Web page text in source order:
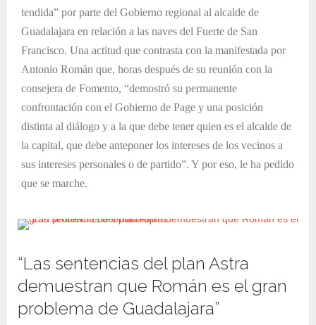
tendida” por parte del Gobierno regional al alcalde de
Guadalajara en relación a las naves del Fuerte de San
Francisco. Una actitud que contrasta con la manifestada por
Antonio Román que, horas después de su reunión con la
consejera de Fomento, “demostró su permanente
confrontación con el Gobierno de Page y una posición
distinta al diálogo y a la que debe tener quien es el alcalde de
la capital, que debe anteponer los intereses de los vecinos a
sus intereses personales o de partido”. Y por eso, le ha pedido
que se marche.
“Las sentencias del plan Astra
demuestran que Román es el gran
problema de Guadalajara”